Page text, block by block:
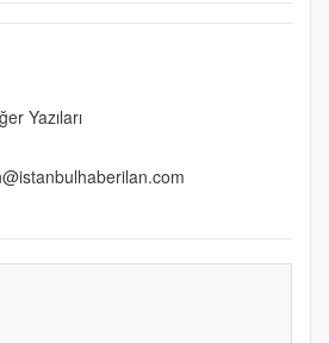
Yazıları